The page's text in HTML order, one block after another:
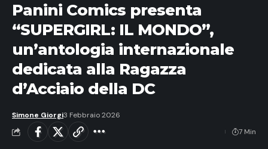
Panini Comics presenta
“SUPERGIRL: IL MONDO”,
un’antologia internazionale
dedicata alla Ragazza
d’Acciaio della DC
Simone Giorgi3 Febbraio 2026
7 Min